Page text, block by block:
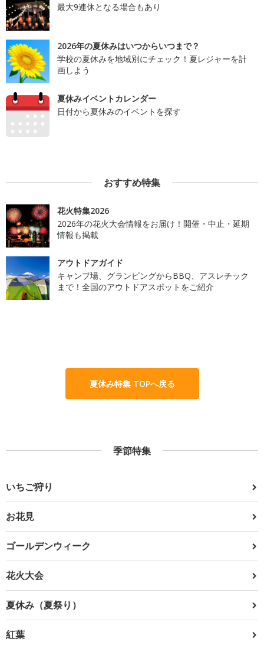
最大9連休となる場合もあり
2026年の夏休みはいつからいつまで？
学校の夏休みを地域別にチェック！夏レジャーを計
画しよう
夏休みイベントカレンダー
日付から夏休みのイベントを探す
おすすめ特集
花火特集2026
2026年の花火大会情報をお届け！開催・中止・延期
情報も掲載
アウトドアガイド
キャンプ場、グランピングからBBQ、アスレチック
まで！全国のアウトドアスポットをご紹介
夏休み特集 TOPへ戻る
季節特集
いちご狩り
お花見
ゴールデンウィーク
花火大会
夏休み（夏祭り）
紅葉